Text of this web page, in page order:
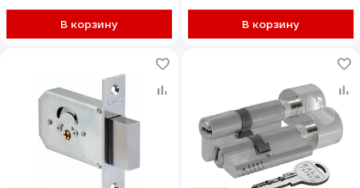
В корзину В корзину